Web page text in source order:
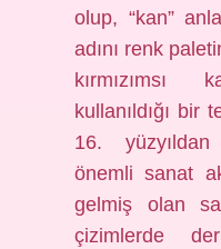
olup, “kan”
adını renk
kırmızımsı
kullanıldığı bir
16. yüzyıldan
önemli sanat
gelmiş olan
çizimlerde